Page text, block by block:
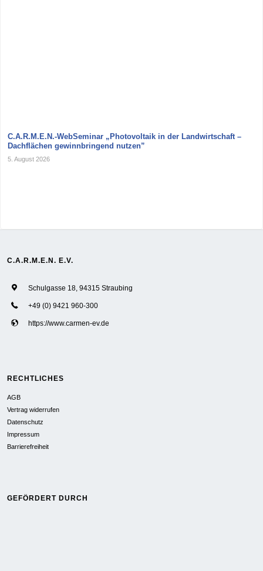
C.A.R.M.E.N.-WebSeminar „Photovoltaik in der Landwirtschaft –
Dachflächen gewinnbringend nutzen”
5. August 2026
C.A.R.M.E.N. E.V.
Schulgasse 18, 94315 Straubing
+49 (0) 9421 960-300
https://www.carmen-ev.de
RECHTLICHES
AGB
Vertrag widerrufen
Datenschutz
Impressum
Barrierefreiheit
GEFÖRDERT DURCH